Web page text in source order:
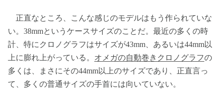
正直なところ、こんな感じのモデルはもう作られていな
い。38mmというケースサイズのことだ。最近の多くの時
計、特にクロノグラフはサイズが43mm、あるいは44mm以
上に膨れ上がっている。 オメガの自動巻きクロノグラフの
多くは、まさにその44mm以上のサイズであり、正直言っ
て、多くの普通サイズの手首には向いていない。